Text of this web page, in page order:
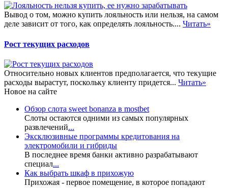
Вывод о том, можно купить лояльность или нельзя, на самом
деле зависит от того, как определять лояльность.... Читать»
Рост текущих расходов
Относительно новых клиентов предполагается, что текущие
расходы вырастут, поскольку клиенту придется... Читать»
Новое на сайте
Обзор слота sweet bonanza в mostbet
Слоты остаются одними из самых популярных
развлечений...
Эксклюзивные программы кредитования на
электромобили и гибриды
В последнее время банки активно разрабатывают
специал...
Как выбрать шкаф в прихожую
Прихожая - первое помещение, в которое попадают